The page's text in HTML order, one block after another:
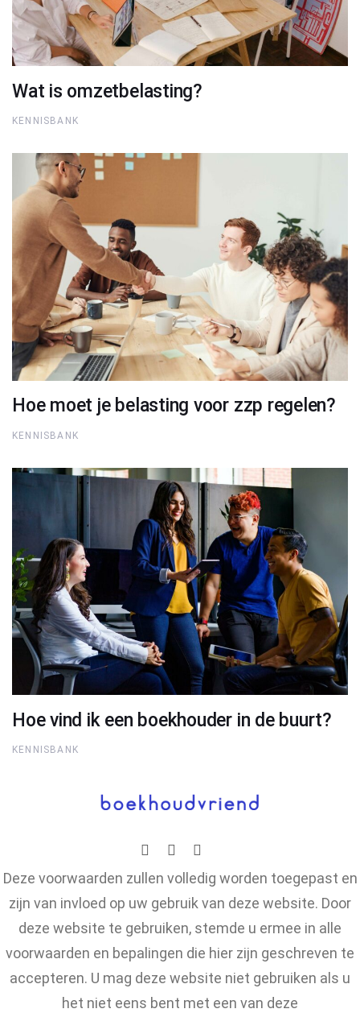
Wat is omzetbelasting?
KENNISBANK
Hoe moet je belasting voor zzp regelen?
KENNISBANK
Hoe vind ik een boekhouder in de buurt?
KENNISBANK
Deze voorwaarden zullen volledig worden toegepast en
zijn van invloed op uw gebruik van deze website. Door
deze website te gebruiken, stemde u ermee in alle
voorwaarden en bepalingen die hier zijn geschreven te
accepteren. U mag deze website niet gebruiken als u
het niet eens bent met een van deze